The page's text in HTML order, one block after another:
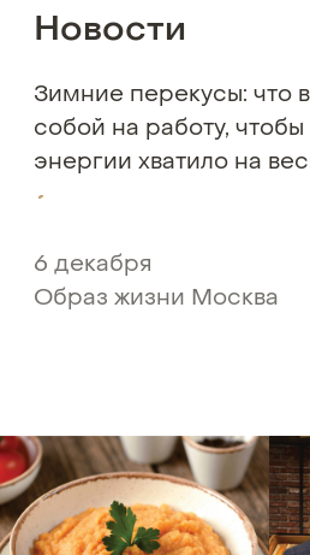
Новости
Зимние перекусы: что
собой на работу, чтобы
энергии хватило на
6 декабря
Образ жизни Москва